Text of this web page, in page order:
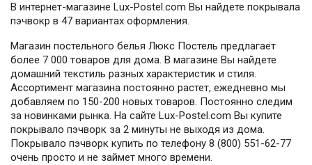
В интернет-магазине Lux-Postel.com Вы найдете покрывала
пэчвокр в 47 вариантах оформления.
Магазин постельного белья Люкс Постель предлагает
более 7 000 товаров для дома. В магазине Вы найдете
домашний текстиль разных характеристик и стиля.
Ассортимент магазина постоянно растет, ежедневно мы
добавляем по 150-200 новых товаров. Постоянно следим
за новинками рынка. На сайте Lux-Postel.com Вы купите
покрывало пэчворк за 2 минуты не выходя из дома.
Покрывало пэчворк купить по телефону 8 (800) 551-62-77
очень просто и не займет много времени.